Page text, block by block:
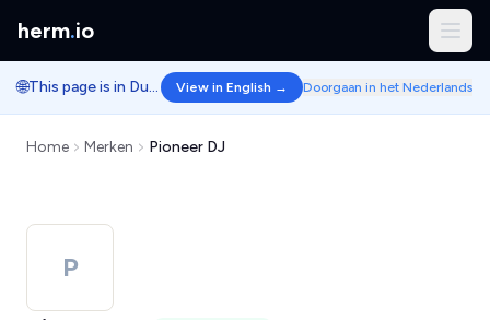
herm.io
🌐 This page is in Dutch. View in English → Doorgaan in het Nederlands
Home Merken Pioneer DJ
P